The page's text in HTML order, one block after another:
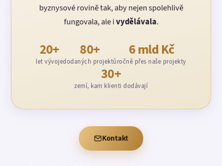
byznysové rovině tak, aby nejen spolehlivě
fungovala, ale ivydělávala.
20+
let vývoje
80+
dodaných projektů
6 mld Kč
ročně přes naše projekty
30+
zemí, kam klienti dodávají
Kontakt